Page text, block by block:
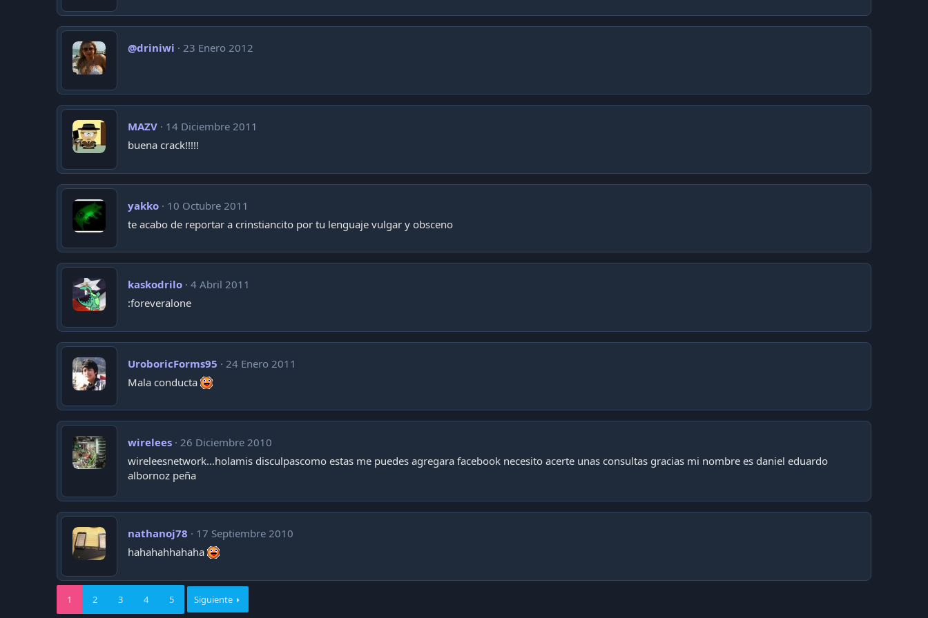
@driniwi 23 Enero 2012
MAZV
14 Diciembre 2011
buena crack!!!!!
yakko
10 Octubre 2011
te acabo de reportar a crinstiancito por tu lenguaje vulgar y obsceno
kaskodrilo 4 Abril 2011
:foreveralone
UroboricForms95
24 Enero 2011
Mala conducta
wirelees 26 Diciembre 2010
wireleesnetwork...holamis disculpascomo estas me puedes agregara facebook necesito acerte unas consultas gracias mi nombre es daniel eduardo
albornoz peña
nathanoj78
17 Septiembre 2010
hahahahhahaha
1 2 3 4 5 Siguiente